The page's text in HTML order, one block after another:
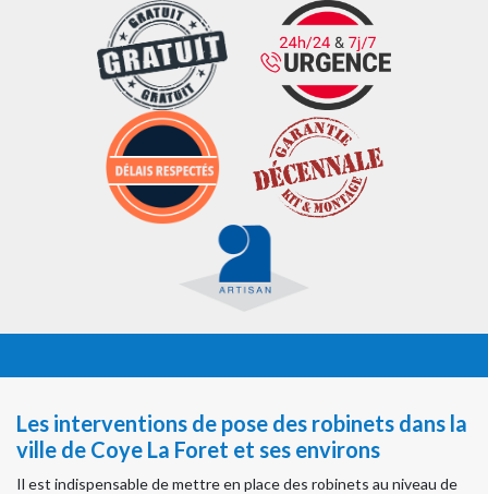
Les interventions de pose des robinets dans la
ville de Coye La Foret et ses environs
Il est indispensable de mettre en place des robinets au niveau de